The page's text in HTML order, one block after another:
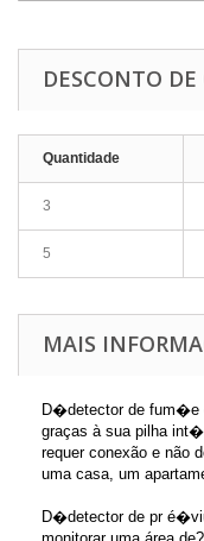
DESCONTO
Quantidade
3
5
MAIS
D�detector de fum�e
graças à sua pilha
requer conexão e não
uma casa, um
D�detector de pr